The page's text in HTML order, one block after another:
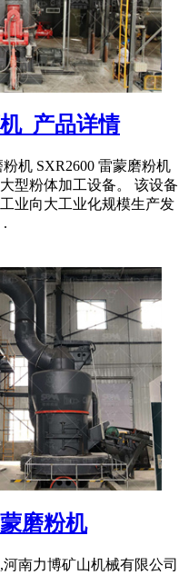
_产品详情
机 SXR2600 雷蒙磨粉机
型粉体加工设备。 该设备
业向大工业化规模生产发
.
磨粉机
南力博矿山机械有限公司